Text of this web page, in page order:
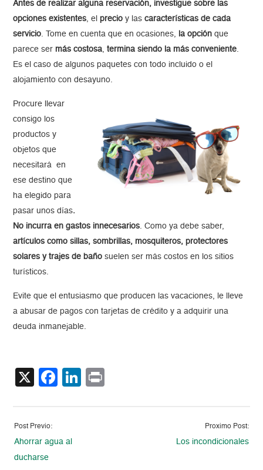
Antes de realizar alguna reservación, investigue sobre las
opciones existentes, elprecio y lascaracterísticas de cada
servicio. Tome en cuenta que en ocasiones, la opción que
parece ser más costosa,termina siendo la más conveniente.
Es el caso de algunos paquetes con todo incluido o el
alojamiento con desayuno.
Procure llevar
consigo los
productos y
objetos que
necesitará en
ese destino que
ha elegido para
pasar unos días.
No incurra en gastos innecesarios. Como ya debe saber,
artículos como sillas, sombrillas, mosquiteros, protectores
solares y trajes de baño suelen ser más costos en los sitios
turísticos.
Evite que el entusiasmo que producen las vacaciones, le lleve
a abusar de pagos con tarjetas de crédito y a adquirir una
deuda inmanejable.
X Facebook
LinkedIn
Post Previo:
Ahorrar agua al
ducharse
Proximo Post:
Los incondicionales